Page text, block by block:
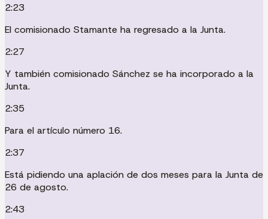
2:23
El comisionado Stamante ha regresado a la Junta.
2:27
Y también comisionado Sánchez se ha incorporado a la
Junta.
2:35
Para el artículo número 16.
2:37
Está pidiendo una aplación de dos meses para la Junta de
26 de agosto.
2:43